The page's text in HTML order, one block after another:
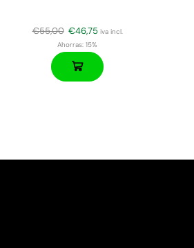
€55,00 €46,75 iva incl.
Ahorras: 15%